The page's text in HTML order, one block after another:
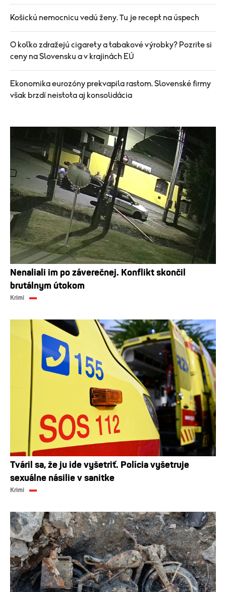
Košickú nemocnicu vedú ženy. Tu je recept na úspech
O koľko zdražejú cigarety a tabakové výrobky? Pozrite si
ceny na Slovensku a v krajinách EÚ
Ekonomika eurozóny prekvapila rastom. Slovenské firmy
však brzdí neistota aj konsolidácia
Nenaliali im po záverečnej. Konflikt skončil
brutálnym útokom
Krimi
Tváril sa, že ju ide vyšetriť. Polícia vyšetruje
sexuálne násilie v sanitke
Krimi